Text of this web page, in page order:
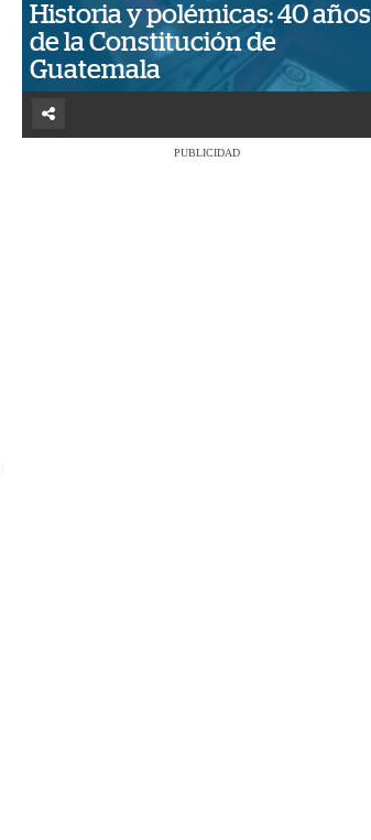
Historia y polémicas: 40 años
de la Constitución de
Guatemala
PUBLICIDAD